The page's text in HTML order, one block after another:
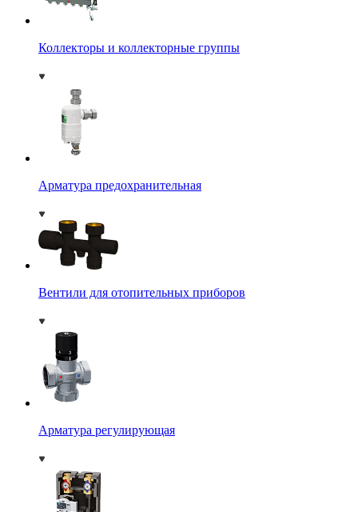
Коллекторы и коллекторные группы
Арматура предохранительная
Вентили для отопительных приборов
Арматура регулирующая